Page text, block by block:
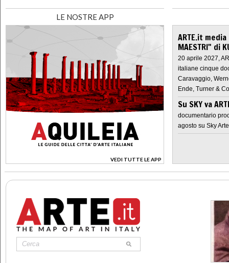
LE NOSTRE APP
VEDI TUTTE LE APP
>
ARTE.it
MAESTRI" di
20 aprile 2027,
italiane cinque
Caravaggio,
Ende, Turner &
Su SKY va
documentario
agosto su Sky Arte